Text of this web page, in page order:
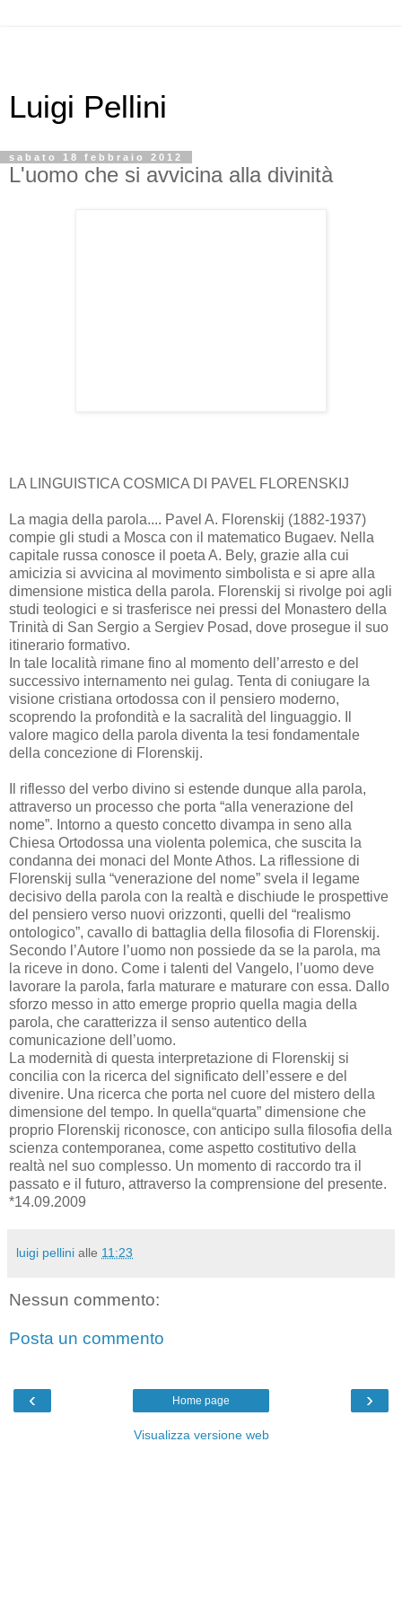
Luigi Pellini
sabato 18 febbraio 2012
L'uomo che si avvicina alla divinità
LA LINGUISTICA COSMICA DI PAVEL FLORENSKIJ
La magia della parola.... Pavel A. Florenskij (1882-1937)
compie gli studi a Mosca con il matematico Bugaev. Nella
capitale russa conosce il poeta A. Bely, grazie alla cui
amicizia si avvicina al movimento simbolista e si apre alla
dimensione mistica della parola. Florenskij si rivolge poi agli
studi teologici e si trasferisce nei pressi del Monastero della
Trinità di San Sergio a Sergiev Posad, dove prosegue il suo
itinerario formativo.
In tale località rimane fino al momento dell’arresto e del
successivo internamento nei gulag. Tenta di coniugare la
visione cristiana ortodossa con il pensiero moderno,
scoprendo la profondità e la sacralità del linguaggio. Il
valore magico della parola diventa la tesi fondamentale
della concezione di Florenskij.
Il riflesso del verbo divino si estende dunque alla parola,
attraverso un processo che porta “alla venerazione del
nome”. Intorno a questo concetto divampa in seno alla
Chiesa Ortodossa una violenta polemica, che suscita la
condanna dei monaci del Monte Athos. La riflessione di
Florenskij sulla “venerazione del nome” svela il legame
decisivo della parola con la realtà e dischiude le prospettive
del pensiero verso nuovi orizzonti, quelli del “realismo
ontologico”, cavallo di battaglia della filosofia di Florenskij.
Secondo l’Autore l’uomo non possiede da se la parola, ma
la riceve in dono. Come i talenti del Vangelo, l’uomo deve
lavorare la parola, farla maturare e maturare con essa. Dallo
sforzo messo in atto emerge proprio quella magia della
parola, che caratterizza il senso autentico della
comunicazione dell’uomo.
La modernità di questa interpretazione di Florenskij si
concilia con la ricerca del significato dell’essere e del
divenire. Una ricerca che porta nel cuore del mistero della
dimensione del tempo. In quella“quarta” dimensione che
proprio Florenskij riconosce, con anticipo sulla filosofia della
scienza contemporanea, come aspetto costitutivo della
realtà nel suo complesso. Un momento di raccordo tra il
passato e il futuro, attraverso la comprensione del presente.
*14.09.2009
luigi pellini alle 11:23
Nessun commento:
Posta un commento
‹ ›
Home page
Visualizza versione web